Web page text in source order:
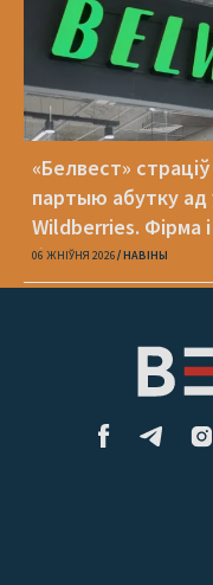
«Белвест»
партыю абутку ад
Wildberries. Фірма
банкрутавала
06 ЖНІЎНЯ 2026 НАВІНЫ